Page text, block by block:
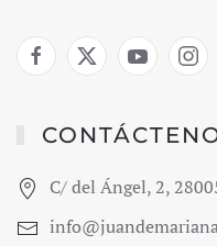
C/ del Ángel, 2,